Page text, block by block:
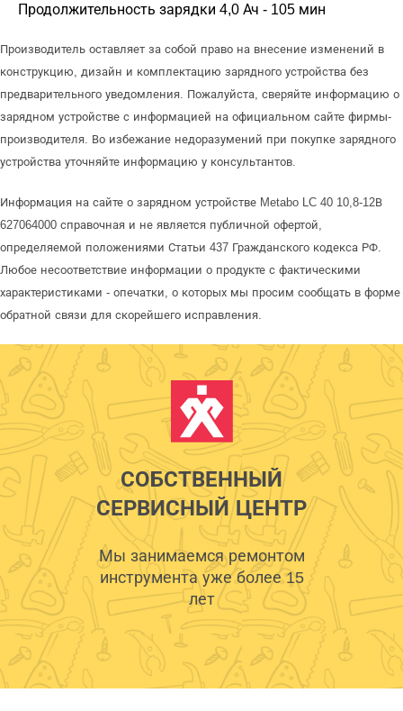
Продолжительность зарядки 4,0 Ач - 105 мин
Производитель оставляет за собой право на внесение изменений в
конструкцию, дизайн и комплектацию зарядного устройства без
предварительного уведомления. Пожалуйста, сверяйте информацию о
зарядном устройстве с информацией на официальном сайте фирмы-
производителя. Во избежание недоразумений при покупке зарядного
устройства уточняйте информацию у консультантов.
Информация на сайте о зарядном устройстве Metabo LC 40 10,8-12В
627064000 справочная и не является публичной офертой,
определяемой положениями Статьи 437 Гражданского кодекса РФ.
Любое несоответствие информации о продукте с фактическими
характеристиками - опечатки, о которых мы просим сообщать в форме
обратной связи для скорейшего исправления.
СОБСТВЕННЫЙ
СЕРВИСНЫЙ ЦЕНТР
Мы занимаемся ремонтом
инструмента уже более 15
лет